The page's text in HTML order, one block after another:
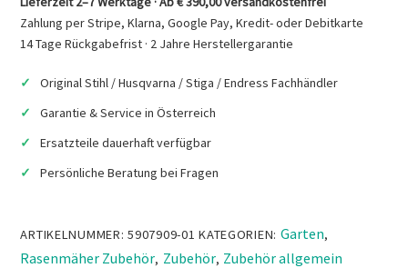
Menge
Zahlung per Stripe, Klarna, Google Pay, Kredit- oder Debitkarte
14 Tage Rückgabefrist · 2 Jahre Herstellergarantie
Original Stihl / Husqvarna / Stiga / Endress Fachhändler
Garantie & Service in Österreich
Ersatzteile dauerhaft verfügbar
Persönliche Beratung bei Fragen
ARTIKELNUMMER:5907909-01 KATEGORIEN: Garten,
Rasenmäher Zubehör, Zubehör, Zubehör allgemein